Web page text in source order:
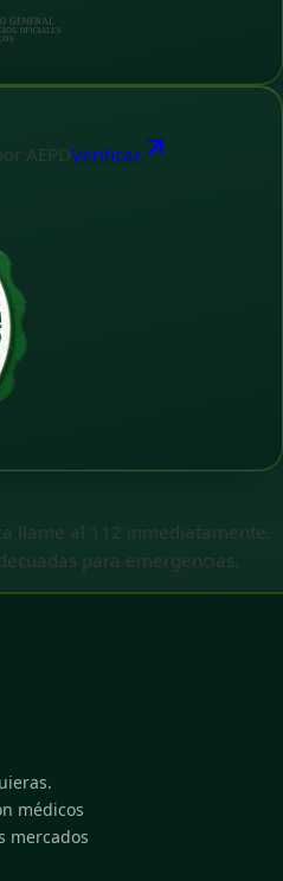
AEPDVerificar
llame al 112 inmediatamente.
para emergencias.
médicos
mercados